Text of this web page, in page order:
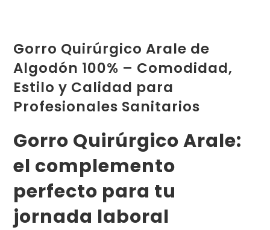
Gorro Quirúrgico Arale de
Algodón 100% – Comodidad,
Estilo y Calidad para
Profesionales Sanitarios
Gorro Quirúrgico Arale:
el complemento
perfecto para tu
jornada laboral